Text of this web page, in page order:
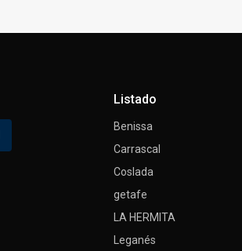
Listado
Benissa
Carrascal
Coslada
getafe
LA HERMITA
Leganés